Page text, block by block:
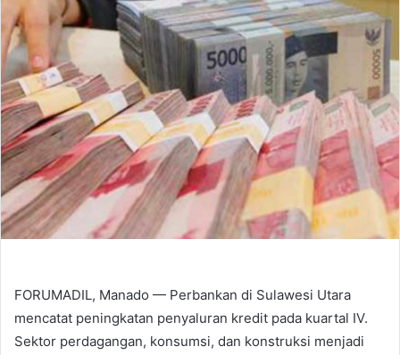
FORUMADIL, Manado — Perbankan di Sulawesi Utara
mencatat peningkatan penyaluran kredit pada kuartal IV.
Sektor perdagangan, konsumsi, dan konstruksi menjadi